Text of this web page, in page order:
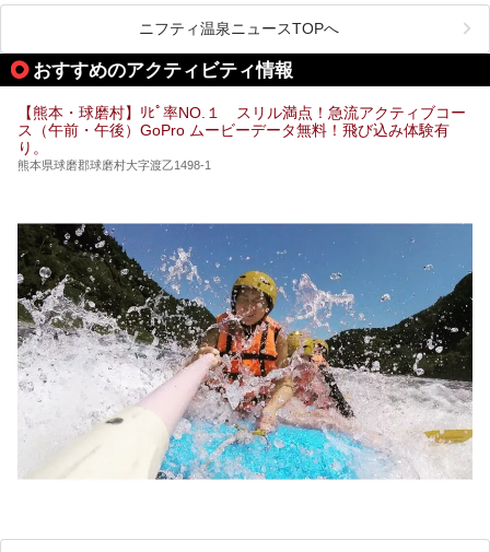
阿蘇山麓の南阿蘇村の「地獄温泉 清風荘」、そして「清風
荘」から400mほど離れた「垂玉（たるたま）温泉 山口旅
館」の2軒は、この地震による土砂崩れなどのために、一時
期は孤立状態に。もしかしたらこの時のニュースで、「地獄
温泉」と「垂玉温泉」の名前を知った人もいるかもしれませ
ん。
この2軒は今どうなっているのでしょうか。実は現在は「地
獄温泉 青風荘．」「垂玉温泉 瀧日和」として営業を再開し
します。
ニフティ温泉ニュースTOPへ
おすすめのアクティビティ情報
【熊本・球磨村】ﾘﾋﾟ率NO.１ スリル満点！急流アクティブコー
ス（午前・午後）GoPro ムービーデータ無料！飛び込み体験有
り。
熊本県球磨郡球磨村大字渡乙1498-1